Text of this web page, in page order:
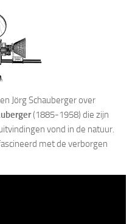
Jörg Schauberger over
(1885-1958) die zijn
vond in de natuur.
met de verborgen